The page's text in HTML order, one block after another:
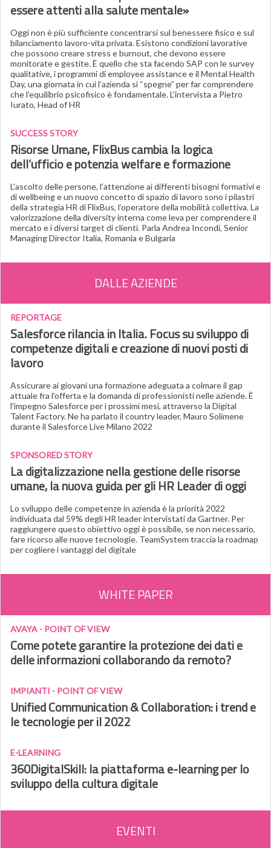
essere attenti alla salute mentale»
Oggi non è più sufficiente concentrarsi sul benessere fisico e sul
bilanciamento lavoro-vita privata. Esistono condizioni lavorative
che possono creare stress e burnout, che devono essere
monitorate e gestite. È quello che sta facendo SAP con le survey
qualitative, i programmi di employee assistance e il Mental Health
Day, una giornata in cui l’azienda si “spegne” per far comprendere
che l’equilibrio psicofisico è fondamentale. L'intervista a Pietro
Iurato, Head of HR
SUCCESS STORY
Risorse Umane, FlixBus cambia la logica
dell’ufficio e potenzia welfare e formazione
L’ascolto delle persone, l’attenzione ai differenti bisogni formativi e
di wellbeing e un nuovo concetto di spazio di lavoro sono i pilastri
della strategia HR di FlixBus, l’operatore della mobilità collettiva. La
valorizzazione della diversity interna come leva per comprendere il
mercato e i diversi target di clienti. Parla Andrea Incondi, Senior
Managing Director Italia, Romania e Bulgaria
DALLE AZIENDE
REPORTAGE
Salesforce rilancia in Italia. Focus su sviluppo di
competenze digitali e creazione di nuovi posti di
lavoro
Assicurare ai giovani una formazione adeguata a colmare il gap
attuale fra l'offerta e la domanda di professionisti nelle aziende. È
l'impegno Salesforce per i prossimi mesi, attraverso la Digital
Talent Factory. Ne ha parlato il country leader, Mauro Solimene
durante il Salesforce Live Milano 2022
SPONSORED STORY
La digitalizzazione nella gestione delle risorse
umane, la nuova guida per gli HR Leader di oggi
Lo sviluppo delle competenze in azienda è la priorità 2022
individuata dal 59% degli HR leader intervistati da Gartner. Per
raggiungere questo obiettivo oggi è possibile, se non necessario,
fare ricorso alle nuove tecnologie. TeamSystem traccia la roadmap
per cogliere i vantaggi del digitale
WHITE PAPER
AVAYA - POINT OF VIEW
Come potete garantire la protezione dei dati e
delle informazioni collaborando da remoto?
IMPIANTI - POINT OF VIEW
Unified Communication & Collaboration: i trend e
le tecnologie per il 2022
E-LEARNING
360DigitalSkill: la piattaforma e-learning per lo
sviluppo della cultura digitale
EVENTI